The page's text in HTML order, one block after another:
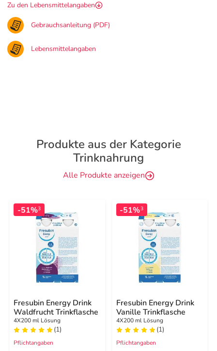
Zu den Lebensmittelangaben
Gebrauchsanleitung (PDF)
Lebensmittelangaben
Produkte aus der Kategorie
Trinknahrung
Alle Produkte anzeigen
-51%3
Fresubin Energy Drink
Waldfrucht Trinkflasche
4X200 ml Lösung
(1)
Pflichtangaben
-51%3
Fresubin Energy Drink
Vanille Trinkflasche
4X200 ml Lösung
(1)
Pflichtangaben